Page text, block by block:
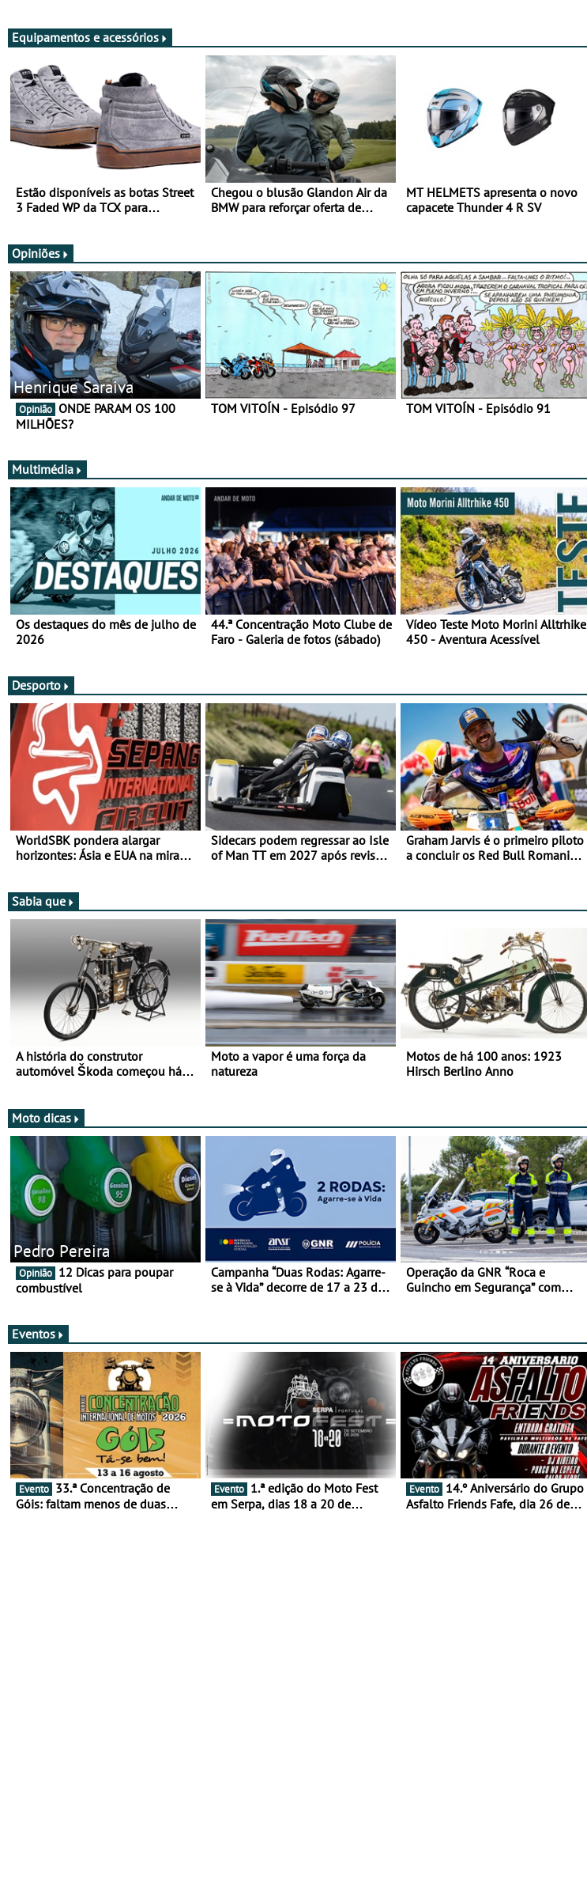
Equipamentos e acessórios
Estão disponíveis as botas Street
3 Faded WP da TCX para
Chegou o blusão Glandon Air da
BMW para reforçar oferta de
MT HELMETS apresenta o novo
capacete Thunder 4 R SV
Opiniões
Henrique Saraiva
Opinião
MILHÕES?
TOM VITOÍN - Episódio 97 TOM VITOÍN - Episódio 91
Multimédia
Os destaques do mês de julho de
2026
44.ª Concentração Moto Clube de
Faro - Galeria de fotos (sábado)
Vídeo Teste Moto Morini Alltrhike
450 - Aventura Acessível
Desporto
WorldSBK pondera alargar
horizontes: Ásia e EUA na mira
Sidecars podem regressar ao Isle
of Man TT em 2027 após revisão
Graham Jarvis é o primeiro piloto
a concluir os Red Bull Romaniacs
Sabia que
A história do construtor
automóvel Škoda começou há
Moto a vapor é uma força da
natureza
Motos de há 100 anos: 1923
Hirsch Berlino Anno
Moto dicas
Pedro Pereira
Opinião
combustível
Campanha “Duas Rodas: Agarre-
se à Vida” decorre de 17 a 23 de
Operação da GNR “Roca e
Guincho em Segurança” com
Eventos
Evento
Góis: faltam menos de duas
Evento
em Serpa, dias 18 a 20 de
Evento
Asfalto Friends Fafe, dia 26 de